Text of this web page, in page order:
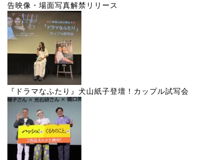
告映像・場面写真解禁リリース
『ドラマなふたり』犬山紙子登壇！カップル試写会